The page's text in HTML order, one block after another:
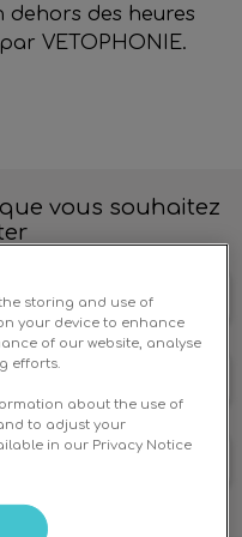
dehors des heures
VETOPHONIE.
vous souhaitez
BOURG
storing and use of
your device to enhance
of our website, analyse
efforts.
about the use of
to adjust your
in our Privacy Notice